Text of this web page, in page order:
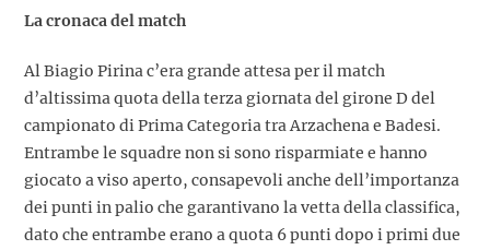
La cronaca del match
Al Biagio Pirina c’era grande attesa per il match
d’altissima quota della terza giornata del girone D del
campionato di Prima Categoria tra Arzachena e Badesi.
Entrambe le squadre non si sono risparmiate e hanno
giocato a viso aperto, consapevoli anche dell’importanza
dei punti in palio che garantivano la vetta della classifica,
dato che entrambe erano a quota 6 punti dopo i primi due